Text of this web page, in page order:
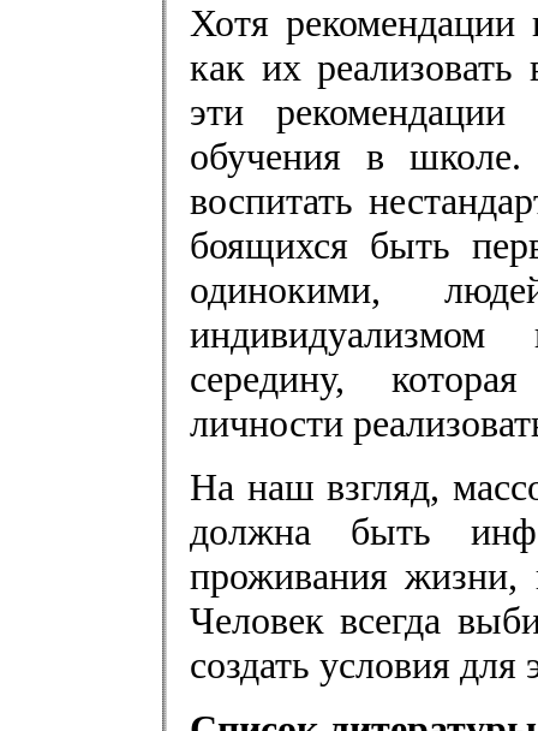
Хотя рекомендации
как их
эти рекомендации
обучения в
воспитать
боящихся быть
одинокими,
середину,
личности
На наш взгляд,
должна быть
проживания жизни,
Человек всегда
создать условия для